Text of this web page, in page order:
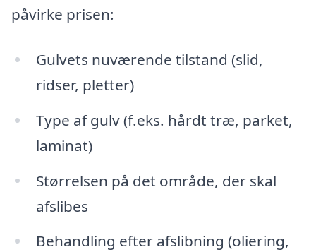
påvirke prisen:
Gulvets nuværende tilstand (slid,
ridser, pletter)
Type af gulv (f.eks. hårdt træ, parket,
laminat)
Størrelsen på det område, der skal
afslibes
Behandling efter afslibning (oliering,